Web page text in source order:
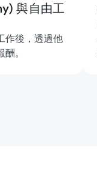
與自由工
作後，透過他
。